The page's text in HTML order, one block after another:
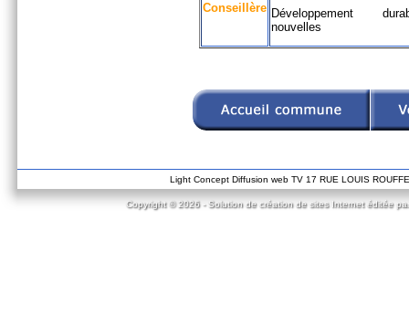
Conseillère Développement
nouvelles
Light Concept Diffusion web TV 17 RUE LOUIS
Copyright © 2026 - Solution de création de sites Internet éditée